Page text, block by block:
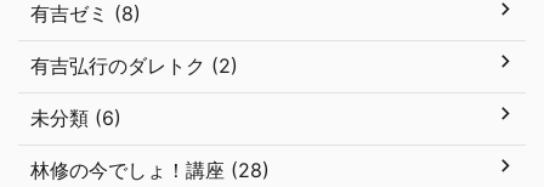
有吉ゼミ (8)
有吉弘行のダレトク (2)
未分類 (6)
林修の今でしょ！講座 (28)